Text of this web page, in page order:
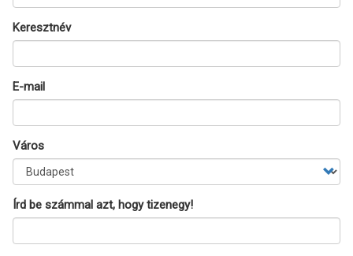
Keresztnév
E-mail
Város
Írd be számmal azt, hogy tizenegy!